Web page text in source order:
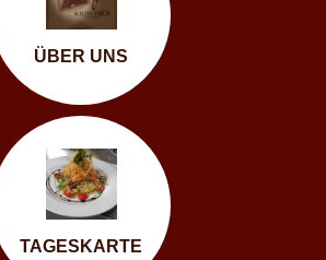
ÜBER UNS
TAGESKARTE